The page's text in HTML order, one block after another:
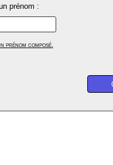
prénom :
prénom composé.